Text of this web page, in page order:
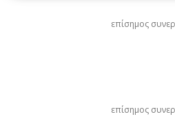
επίσημος
επίσημος